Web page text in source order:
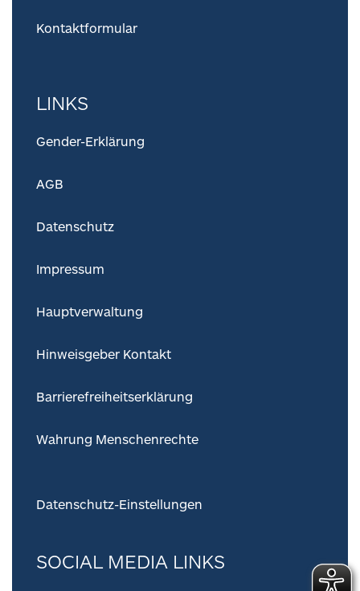
Kontaktformular
LINKS
Gender-Erklärung
AGB
Datenschutz
Impressum
Hauptverwaltung
Hinweisgeber Kontakt
Barrierefreiheitserklärung
Wahrung Menschenrechte
Datenschutz-Einstellungen
SOCIAL MEDIA LINKS